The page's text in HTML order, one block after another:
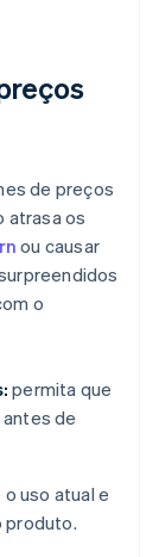
de preços
atrasa os
ou causar
o
permita que
de
uso atual e
produto.